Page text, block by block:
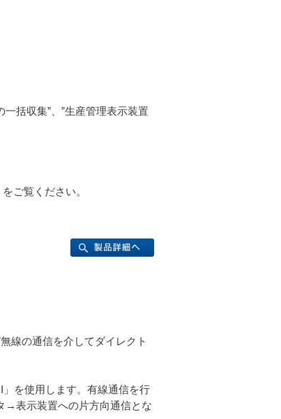
括収集”、”生産管理表示装置
ご覧ください。
線の通信を介してダイレクト
を使用します。有線通信を行
→表示装置への片方向通信とな